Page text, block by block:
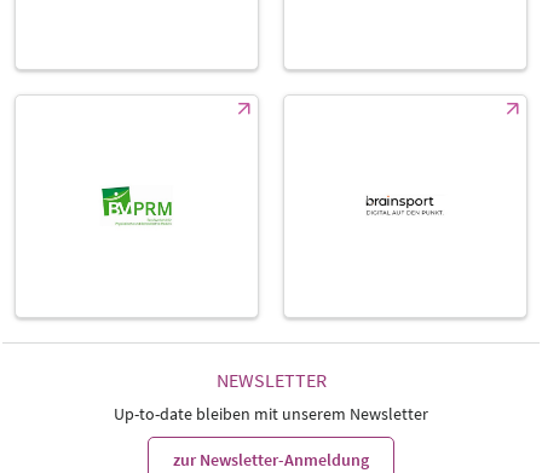
NEWSLETTER
Up-to-date bleiben mit unserem Newsletter
zur Newsletter-Anmeldung